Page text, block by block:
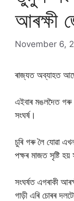
আৰক্ষী
November 6,
ৰাজ্যত অব্যাহত
এইবাৰ মঙলদৈত গৰু
সংঘৰ্ষ।
চুৰি গৰু লৈ যোৱা
পক্ষৰ মাজত সৃষ্টি হয়
সংঘৰ্ষত এগৰাকী
গাড়ী এৰি চোৰৰ